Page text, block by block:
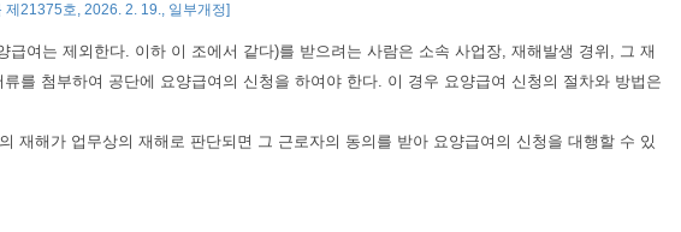
제21375호, 2026. 2. 19., 일부개정]
급여는 제외한다. 이하 이 조에서 같다)를 받으려는 사람은 소속 사업장, 재해발생 경위, 그 재
를 첨부하여 공단에 요양급여의 신청을 하여야 한다. 이 경우 요양급여 신청의 절차와 방법은
재해가 업무상의 재해로 판단되면 그 근로자의 동의를 받아 요양급여의 신청을 대행할 수 있